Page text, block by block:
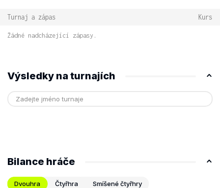
Turnaj a zápas Kurs
Žádné nadcházející zápasy.
Výsledky na turnajích
Bilance hráče
Dvouhra Čtyřhra Smíšené čtyřhry